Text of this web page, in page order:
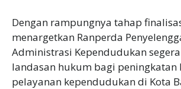
‎Dengan rampungnya tahap
menargetkan Ranperda
Administrasi Kependudukan
landasan hukum bagi peningkatan
pelayanan kependudukan di Kota